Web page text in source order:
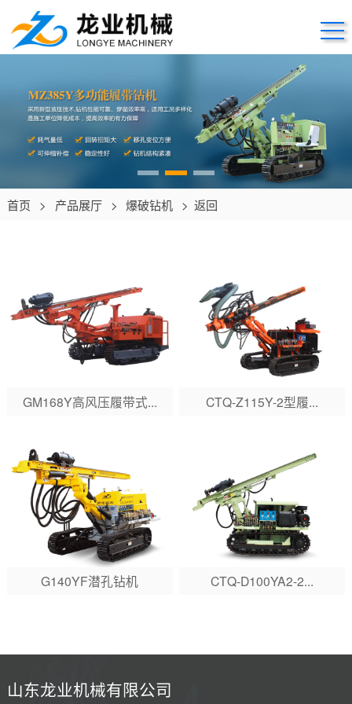
首页 > 产品展厅 > 爆破钻机 > 返回
​GM168Y高风压履带式... CTQ-Z115Y-2型履...
G140YF潜孔钻机 CTQ-D100YA2-2...
山东龙业机械有限公司